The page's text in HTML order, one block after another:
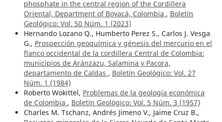
phosphate in the central region of the Cordillera
Oriental, Department of Boyacá, Colombia , Boletín
Geológico: Vol. 50 Núm. 1 (2023)
Hernando Lozano Q., Humberto Perez S., Carlos J. Vesga
G., Prospección geoquímica y génesis del mercurio en el
flanco occidental de la cordillera Central de Colombia:
municipios de Aránzazu, Salamina y Pacora,
departamento de Caldas , Boletín Geológico: Vol. 27
Núm. 1 (1984)
Roberto Wokittel, Problemas de la geología económica
de Colombia , Boletín Geológico: Vol. 5 Núm. 3 (1957)
Charles M. Tschanz, Andrés Jimeno V., Jaime Cruz B.,